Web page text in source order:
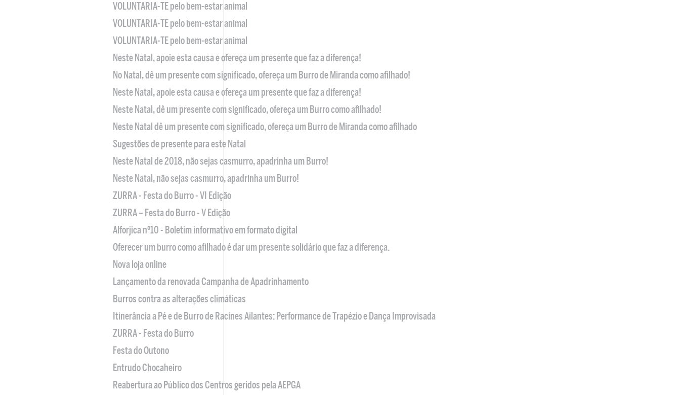
VOLUNTARIA-TE pelo bem-estar animal
VOLUNTARIA-TE pelo bem-estar animal
VOLUNTARIA-TE pelo bem-estar animal
Neste Natal, apoie esta causa e ofereça um presente que faz a diferença!
No Natal, dê um presente com significado, ofereça um Burro de Miranda como afilhado!
Neste Natal, apoie esta causa e ofereça um presente que faz a diferença!
Neste Natal, dê um presente com significado, ofereça um Burro como afilhado!
Neste Natal dê um presente com significado, ofereça um Burro de Miranda como afilhado
Sugestões de presente para este Natal
Neste Natal de 2018, não sejas casmurro, apadrinha um Burro!
Neste Natal, não sejas casmurro, apadrinha um Burro!
ZURRA - Festa do Burro - VI Edição
ZURRA – Festa do Burro - V Edição
Alforjica nº10 - Boletim informativo em formato digital
Oferecer um burro como afilhado é dar um presente solidário que faz a diferença.
Nova loja online
Lançamento da renovada Campanha de Apadrinhamento
Burros contra as alterações climáticas
Itinerância a Pé e de Burro de Racines Ailantes: Performance de Trapézio e Dança Improvisada
ZURRA - Festa do Burro
Festa do Outono
Entrudo Chocaheiro
Reabertura ao Público dos Centros geridos pela AEPGA